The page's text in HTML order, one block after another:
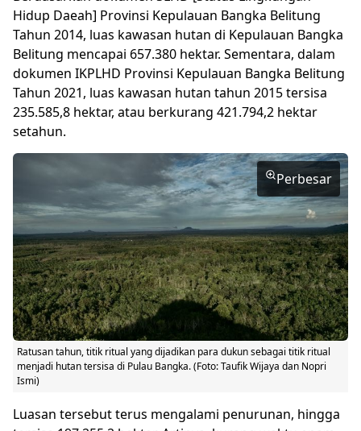
Hidup Daeah] Provinsi Kepulauan Bangka Belitung
Tahun 2014, luas kawasan hutan di Kepulauan Bangka
Belitung mencapai 657.380 hektar. Sementara, dalam
dokumen IKPLHD Provinsi Kepulauan Bangka Belitung
Tahun 2021, luas kawasan hutan tahun 2015 tersisa
235.585,8 hektar, atau berkurang 421.794,2 hektar
setahun.
Perbesar
Ratusan tahun, titik ritual yang dijadikan para dukun sebagai titik ritual
menjadi hutan tersisa di Pulau Bangka. (Foto: Taufik Wijaya dan Nopri
Ismi)
Luasan tersebut terus mengalami penurunan, hingga